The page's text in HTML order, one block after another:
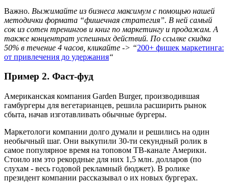
Важно. Выжимайте из бизнеса максимум с помощью нашей
методички формата “фишечная стратегия”. В ней самый
сок из сотен тренингов и книг по маркетингу и продажам. А
также концентрат успешных действий. По ссылке скидка
50% в течение 4 часов, кликайте -> “200+ фишек маркетинга:
от привлечения до удержания“
Пример 2. Фаст-фуд
Американская компания Garden Burger, производившая
гамбургеры для вегетарианцев, решила расширить рынок
сбыта, начав изготавливать обычные бургеры.
Маркетологи компании долго думали и решились на один
необычный шаг. Они выкупили 30-ти секундный ролик в
самое популярное время на топовом ТВ-канале Америки.
Стоило им это рекордные для них 1,5 млн. долларов (по
слухам - весь годовой рекламный бюджет). В ролике
президент компании рассказывал о их новых бургерах.